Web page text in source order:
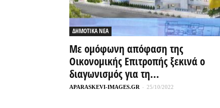
ΔΗΜΟΤΙΚΑ ΝΕΑ
Με ομόφωνη απόφαση της
Οικονομικής Επιτροπής ξεκινά ο
διαγωνισμός για τη...
APARASKEVI-IMAGES.GR - 25/10/2022